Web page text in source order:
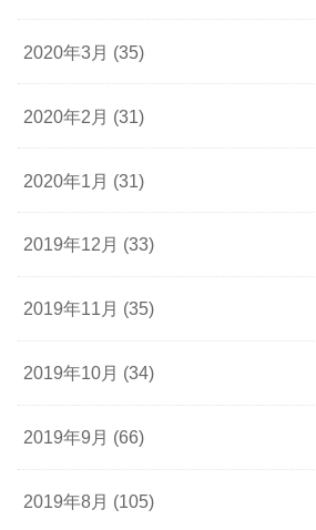
2020年3月 (35)
2020年2月 (31)
2020年1月 (31)
2019年12月 (33)
2019年11月 (35)
2019年10月 (34)
2019年9月 (66)
2019年8月 (105)